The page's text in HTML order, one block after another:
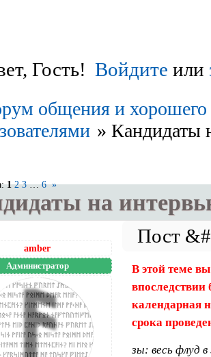
Гость! Войдите или
общения и хорошего
» Кандидаты
на
1 2 3 … 6 »
amber
Администратор
В этой теме
впоследствии
календарная
срока
зы: весь флуд